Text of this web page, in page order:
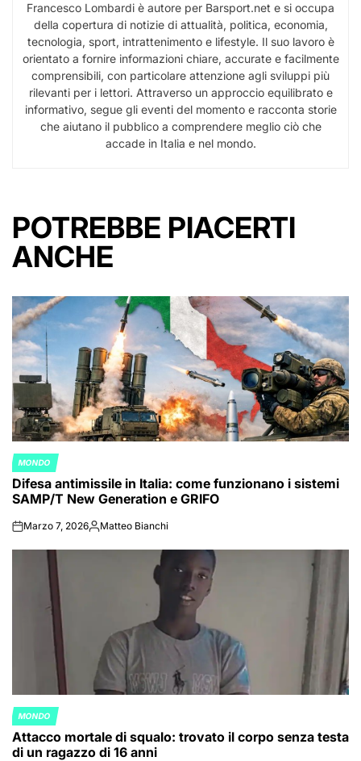
Francesco Lombardi è autore per Barsport.net e si occupa
della copertura di notizie di attualità, politica, economia,
tecnologia, sport, intrattenimento e lifestyle. Il suo lavoro è
orientato a fornire informazioni chiare, accurate e facilmente
comprensibili, con particolare attenzione agli sviluppi più
rilevanti per i lettori. Attraverso un approccio equilibrato e
informativo, segue gli eventi del momento e racconta storie
che aiutano il pubblico a comprendere meglio ciò che
accade in Italia e nel mondo.
POTREBBE PIACERTI
ANCHE
POSTED
IN
MONDO
Difesa antimissile in Italia: come funzionano i sistemi
SAMP/T New Generation e GRIFO
onMarzo 7, 2026Posted
Matteo Bianchi
POSTED
IN
MONDO
Attacco mortale di squalo: trovato il corpo senza testa
di un ragazzo di 16 anni